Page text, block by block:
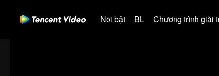
Nổi bật BL Chương trình giải